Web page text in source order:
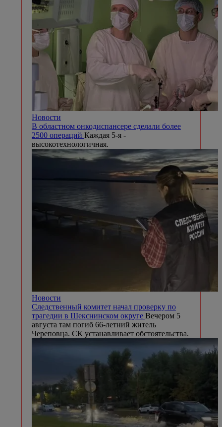
Новости
В областном онкодиспансере сделали более
2500 операций Каждая 5-я -
высокотехнологичная.
Новости
Следственный комитет начал проверку по
трагедии в Шекснинском округе Вечером 5
августа там погиб 66-летний житель
Череповца. СК устанавливает обстоятельства.